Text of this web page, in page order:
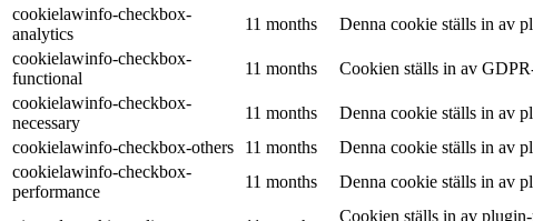
cookielawinfo-checkbox-
analytics
11 months
Denna cookie ställs in av
cookielawinfo-checkbox-
functional
11 months
Cookien ställs in av
cookielawinfo-checkbox-
necessary
11 months
Denna cookie ställs in av
cookielawinfo-checkbox-others
11 months
Denna cookie ställs in av
cookielawinfo-checkbox-
performance
11 months Denna cookie ställs in av
Cookien ställs in av